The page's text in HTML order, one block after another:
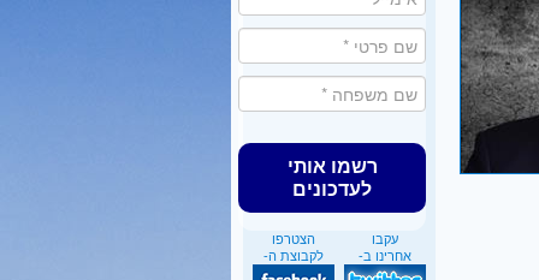
רשמו אותי
לעדכונים
הצטרפו
לקבוצת ה-
עקבו
אחרינו ב-